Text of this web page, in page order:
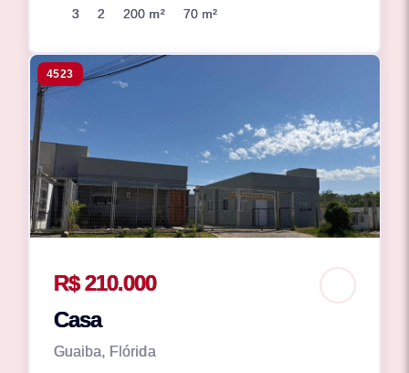
3 2 200 m² 70 m²
4523
R$ 210.000
Casa
Guaiba, Flórida